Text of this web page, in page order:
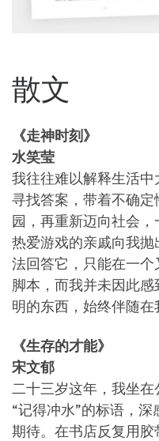
散文
《走神时刻》
水笑莹
我往往难以解释生活
寻找答案，带着不确
园，再重新迈向社会，
热爱游戏的亲戚向我
法回答它，只能在一
脚本，而我并未因此
明的东西，始终伴随在
《生存的才能》
宋文郁
二十三岁这年，我坐
“记得冲水”的标语，
期待。在书店反复用